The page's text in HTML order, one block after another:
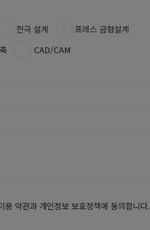
전극 설계
프레스 금형설계
CAD/CAM
용 약관과 개인정보 보호정책에 동의합니다.